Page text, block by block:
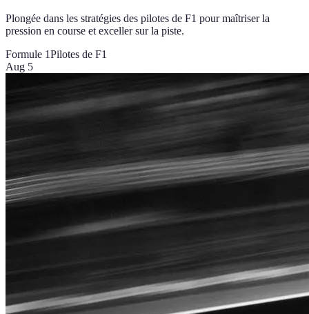
Plongée dans les stratégies des pilotes de F1 pour maîtriser la
pression en course et exceller sur la piste.
Formule 1Pilotes de F1
Aug 5